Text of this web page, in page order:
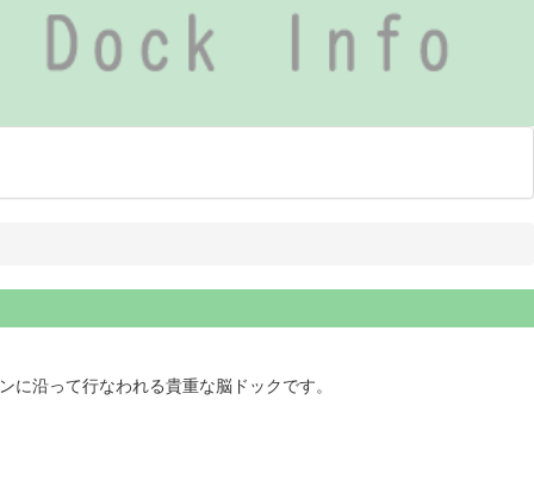
沿って行なわれる貴重な脳ドックです。